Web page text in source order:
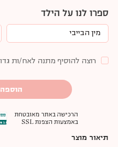
ספרו לנו על הילד
רוצה להוסיף מתנה לאח/ות
הרכישה באתר מאובטחת
באמצעות הצפנת SSL
תיאור מוצר